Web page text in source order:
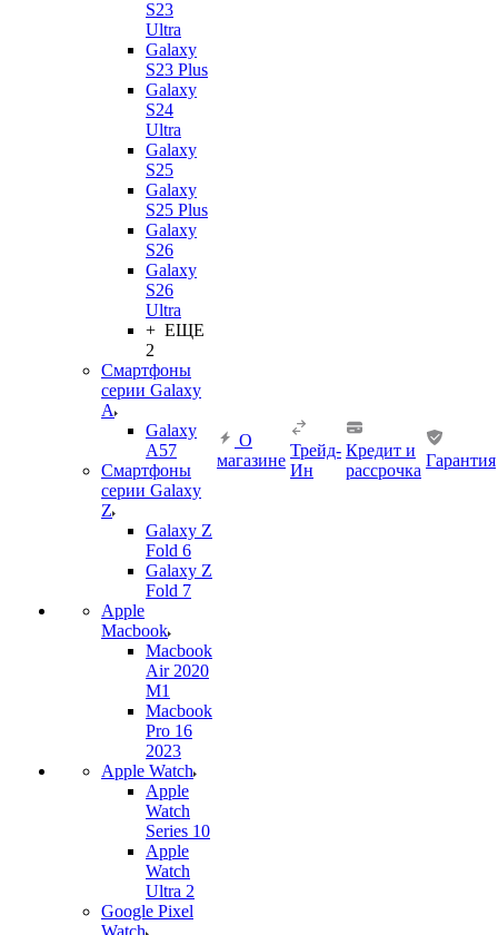
S23
Ultra
Galaxy
S23 Plus
Galaxy
S24
Ultra
Galaxy
S25
Galaxy
S25 Plus
Galaxy
S26
Galaxy
S26
Ultra
+ ЕЩЕ
2
Смартфоны
серии Galaxy
A
Galaxy
A57
Смартфоны
серии Galaxy
Z
Galaxy Z
Fold 6
Galaxy Z
Fold 7
Apple
Macbook
Macbook
Air 2020
M1
Macbook
Pro 16
2023
Apple Watch
Apple
Watch
Series 10
Apple
Watch
Ultra 2
Google Pixel
Watch
О
магазине
Трейд-
Ин
Кредит и
рассрочка
Гарантия